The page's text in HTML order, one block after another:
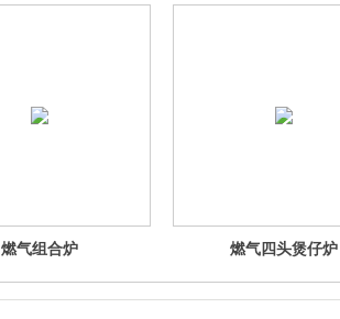
燃气组合炉 燃气四头煲仔炉